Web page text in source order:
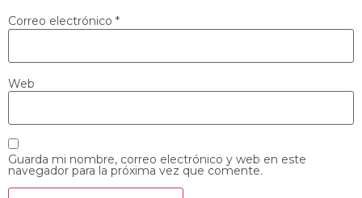
Correo electrónico *
Web
Guarda mi nombre, correo electrónico y web en este
navegador para la próxima vez que comente.